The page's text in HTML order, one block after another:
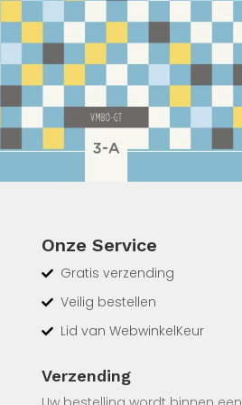
Onze Service
Gratis verzending
Veilig bestellen
Lid van WebwinkelKeur
Verzending